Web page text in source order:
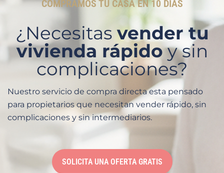
COMPRAMOS TU CASA EN 10 DÍAS
¿Necesitasvender tu
vivienda rápidoy sin
complicaciones?
Nuestro servicio de compra directa esta pensado
para propietarios que necesitan vender rápido, sin
complicaciones y sin intermediarios.
SOLICITA UNA OFERTA GRATIS